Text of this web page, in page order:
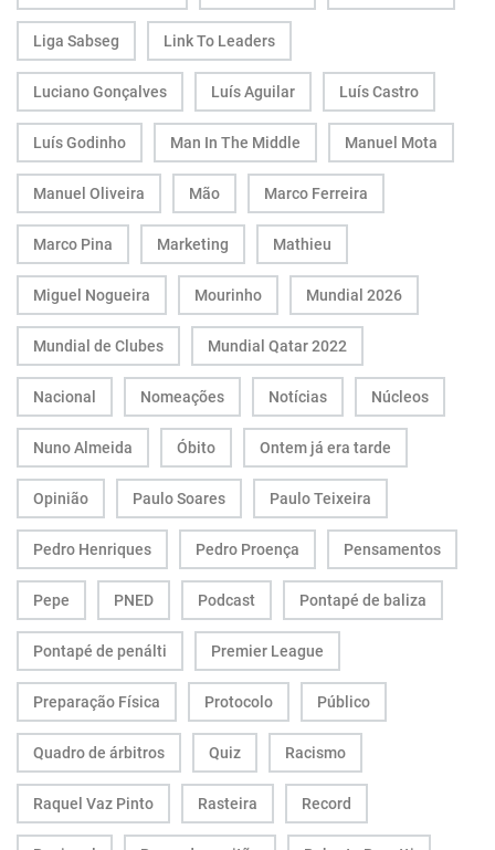
Liga Sabseg Link To Leaders
Luciano Gonçalves Luís Aguilar Luís Castro
Luís Godinho Man In The Middle Manuel Mota
Manuel Oliveira Mão Marco Ferreira
Marco Pina Marketing Mathieu
Miguel Nogueira Mourinho Mundial 2026
Mundial de Clubes Mundial Qatar 2022
Nacional Nomeações Notícias Núcleos
Nuno Almeida Óbito Ontem já era tarde
Opinião Paulo Soares Paulo Teixeira
Pedro Henriques Pedro Proença Pensamentos
Pepe PNED Podcast Pontapé de baliza
Pontapé de penálti Premier League
Preparação Física Protocolo Público
Quadro de árbitros Quiz Racismo
Raquel Vaz Pinto Rasteira Record